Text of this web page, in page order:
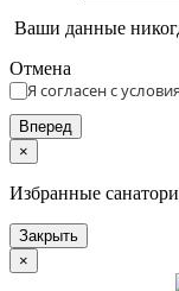
Ваши данные
Отмена
Я согласен с
Вперед
×
Избранные
Закрыть
×